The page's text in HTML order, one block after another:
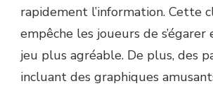
rapidement l’information. Cette
empêche les joueurs de
jeu plus agréable. De plus, des
incluant des graphiques